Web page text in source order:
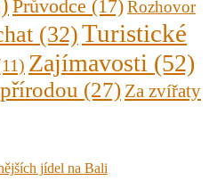
Průvodce (17)Rozhovor
(32)Turistické
Zajímavosti (52)
(27) Za zvířaty
jídel na Bali